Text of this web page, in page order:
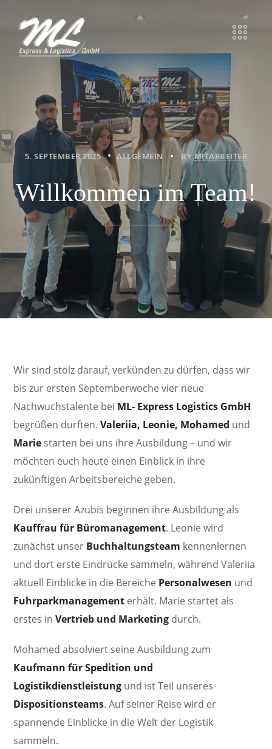
5. SEPTEMBER 2025 ALLGEMEIN BYMITARBEITER
Willkommen im Team!
Wir sind stolz darauf, verkünden zu dürfen, dass wir
bis zur ersten Septemberwoche vier neue
Nachwuchstalente bei ML- Express Logistics GmbH
begrüßen durften.Valeriia, Leonie, Mohamed und
Marie starten bei uns ihre Ausbildung – und wir
möchten euch heute einen Einblick in ihre
zukünftigen Arbeitsbereiche geben.
Drei unserer Azubis beginnen ihre Ausbildung als
Kauffrau für Büromanagement. Leonie wird
zunächst unser Buchhaltungsteam kennenlernen
und dort erste Eindrücke sammeln, während Valeriia
aktuell Einblicke in die Bereiche Personalwesen und
Fuhrparkmanagement erhält. Marie startet als
erstes inVertrieb und Marketing durch.
Mohamed absolviert seine Ausbildung zum
Kaufmann für Spedition und
Logistikdienstleistung und ist Teil unseres
Dispositionsteams. Auf seiner Reise wird er
spannende Einblicke in die Welt der Logistik
sammeln.